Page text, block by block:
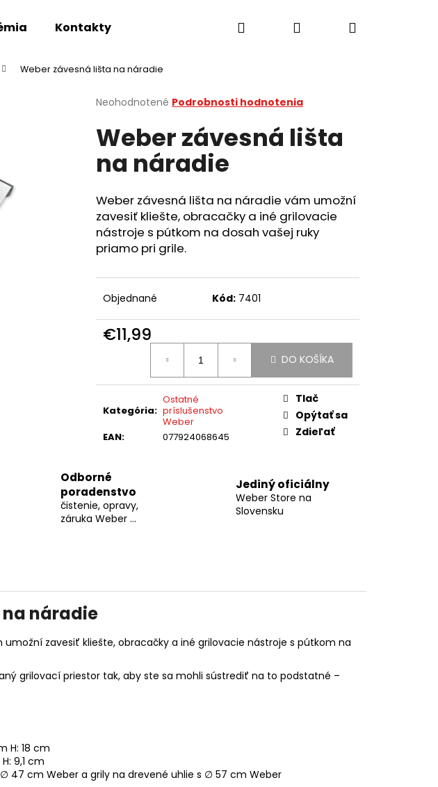
Kontakty Hľadať PrihlásenieNákupný
Weber závesná lišta na náradie
Priemerné
produktu
je
hviezdičiek.
Neohodnotené Podrobnosti hodnotenia
Weber závesná lišta
na náradie
Weber závesná lišta na náradie vám umožní
zavesiť kliešte, obracačky a iné grilovacie
nástroje s pútkom na dosah vašej ruky
priamo pri grile.
Objednané Kód: 7401
€11,99
Jednotková
DO KOŠÍKA
Kategória:
Ostatné
príslušenstvo
Weber
EAN: 077924068645
Tlač
Opýtať sa
Zdieľať
Odborné
poradenstvo
čistenie, opravy,
záruka Weber ...
Jediný oficiálny
Weber Store na
Slovensku
náradie
zavesiť kliešte, obracačky a iné grilovacie nástroje s pútkom na
grilovací priestor tak, aby ste sa mohli sústrediť na to podstatné –
H: 18 cm
9,1 cm
47 cm Weber a grily na drevené uhlie s ∅ 57 cm Weber
GRILLAKADÉMIU